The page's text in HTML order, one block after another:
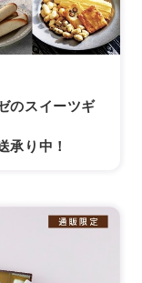
のスイーツギ
承り中！